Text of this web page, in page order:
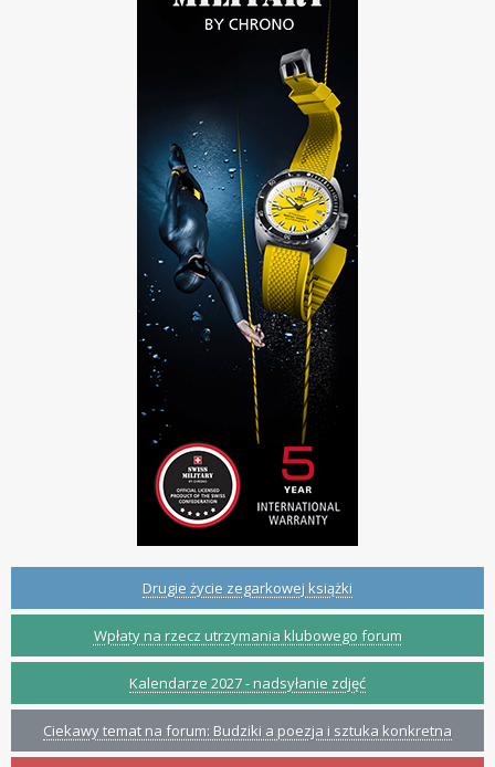
Drugie życie zegarkowej książki
Wpłaty na rzecz utrzymania klubowego forum
Kalendarze 2027 - nadsyłanie zdjęć
Ciekawy temat na forum: Budziki a poezja i sztuka konkretna